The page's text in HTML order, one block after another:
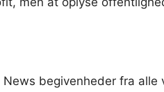
begivenheder fra alle